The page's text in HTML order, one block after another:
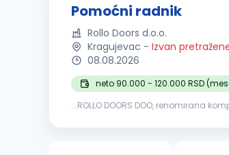
Pomoćni radnik
Rollo Doors d.o.o.
Kragujevac - Izvan
08.08.2026
neto 90.000 - 120.000 RSD
...ROLLO DOORS DOO, renomirana